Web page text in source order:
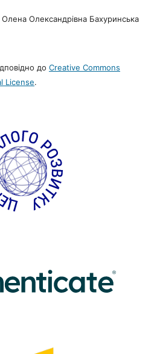
Олександрівна Бахуринська
до Creative Commons
License.